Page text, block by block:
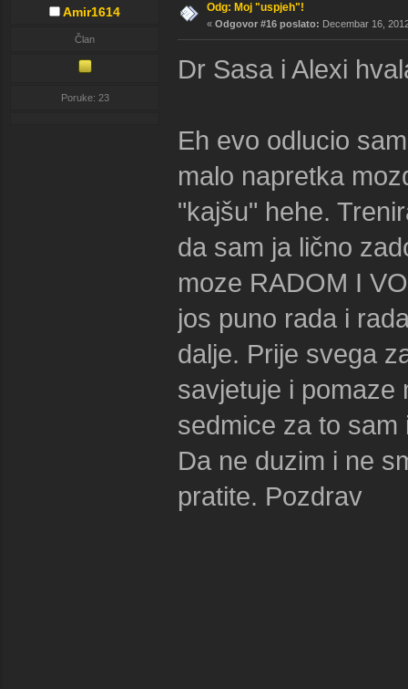
Amir1614
Član
Poruke: 23
Odg: Moj "uspjeh"!
« Odgovor #16 poslato: Decembar 16,
Dr Sasa i Alexi
Eh evo odlucio
malo napretka
"kajšu" hehe.
da sam ja lično
moze RADOM I
jos puno rada i
dalje. Prije svega
savjetuje i pomaze
sedmice za to
Da ne duzim i ne
pratite. Pozdrav